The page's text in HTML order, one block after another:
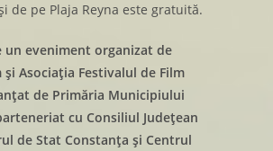
de pe Plaja Reyna este gratuită.
un eveniment organizat de
şi Asociaţia Festivalul de Film
de Primăria Municipiului
cu Consiliul Judeţean
de Stat Constanța și Centrul